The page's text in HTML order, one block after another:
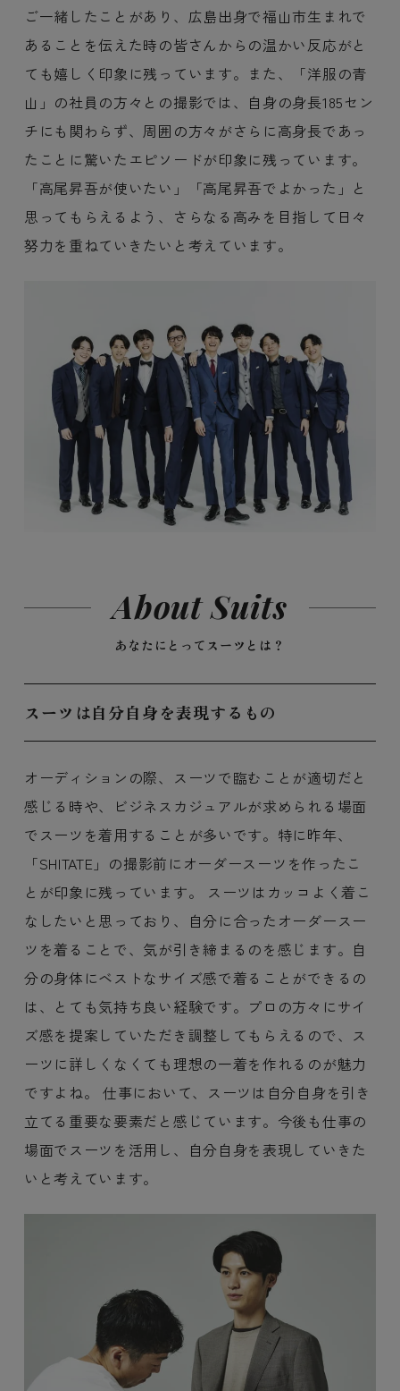
ご一緒したことがあり、広島出身で福山市生まれで
あることを伝えた時の皆さんからの温かい反応がと
ても嬉しく印象に残っています。また、「洋服の青
山」の社員の方々との撮影では、自身の身長185セン
チにも関わらず、周囲の方々がさらに高身長であっ
たことに驚いたエピソードが印象に残っています。
「高尾昇吾が使いたい」「高尾昇吾でよかった」と
思ってもらえるよう、さらなる高みを目指して日々
努力を重ねていきたいと考えています。
About Suits
あなたにとってスーツとは？
スーツは自分自身を表現するもの
オーディションの際、スーツで臨むことが適切だと
感じる時や、ビジネスカジュアルが求められる場面
でスーツを着用することが多いです。特に昨年、
「SHITATE」の撮影前にオーダースーツを作ったこ
とが印象に残っています。 スーツはカッコよく着こ
なしたいと思っており、自分に合ったオーダースー
ツを着ることで、気が引き締まるのを感じます。自
分の身体にベストなサイズ感で着ることができるの
は、とても気持ち良い経験です。プロの方々にサイ
ズ感を提案していただき調整してもらえるので、ス
ーツに詳しくなくても理想の一着を作れるのが魅力
ですよね。 仕事において、スーツは自分自身を引き
立てる重要な要素だと感じています。今後も仕事の
場面でスーツを活用し、自分自身を表現していきた
いと考えています。